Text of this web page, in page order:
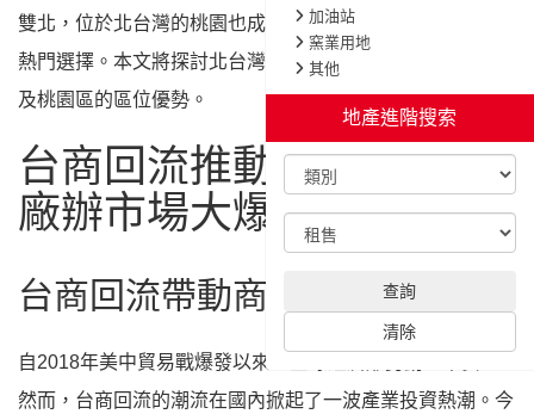
加油站
窯業用地
其他
地產進階搜索
查詢
清除
雙北，位於北台灣的桃園也成為眾多企業設廠和設立據點的
熱門選擇。本文將探討北台灣商辦廠辦市場的發展趨勢，以
及桃園區的區位優勢。
台商回流推動北台灣商辦
廠辦市場大爆發
台商回流帶動商辦和廠辦需求
自2018年美中貿易戰爆發以來，全球經濟形勢動盪不安，
然而，台商回流的潮流在國內掀起了一波產業投資熱潮。今